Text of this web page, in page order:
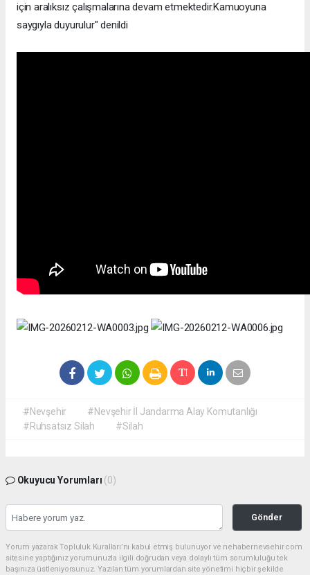
için aralıksız çalışmalarına devam etmektedir.Kamuoyuna
saygıyla duyurulur" denildi
#Nevşehir
#Nevşehir İl Jandarma Alay Komutanlığı
#Ruhsatsız Silah
#Silah
Okuyucu Yorumları (0)
Gönder
Yorum yazarak Topluluk Kuralları’nı kabul etmiş bulunuyor ve nehabernevsehir.com
sitesine yaptığınız yorumunuzla ilgili doğrudan veya dolaylı tüm sorumluluğu tek
başınıza üstleniyorsunuz. Yazılan tüm yorumlardan site yönetimi hiçbir şekilde